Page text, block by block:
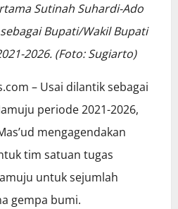
SutinahSuhardi-Ado
Bupati/Wakil Bupati
2026. (Foto: Sugiarto)
– Usai dilantik sebagai
periode 2021-2026,
mengagendakan
tim satuan tugas
untuk sejumlah
gempa bumi.